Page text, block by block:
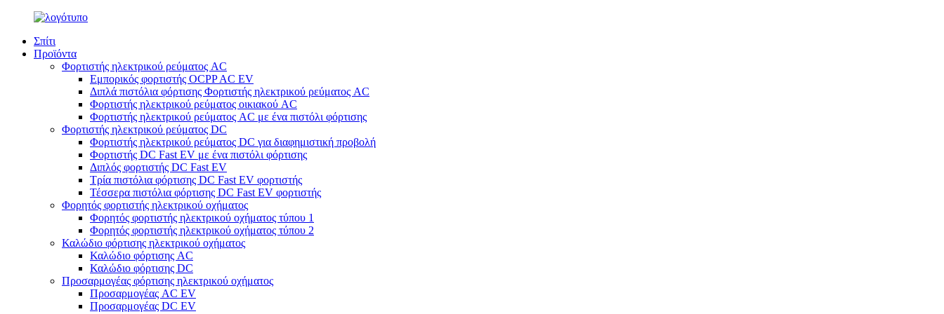
Σπίτι
Προϊόντα
Φορτιστής ηλεκτρικού ρεύματος AC
Εμπορικός φορτιστής OCPP AC EV
Διπλά πιστόλια φόρτισης Φορτιστής ηλεκτρικού ρεύματος AC
Φορτιστής ηλεκτρικού ρεύματος οικιακού AC
Φορτιστής ηλεκτρικού ρεύματος AC με ένα πιστόλι φόρτισης
Φορτιστής ηλεκτρικού ρεύματος DC
Φορτιστής ηλεκτρικού ρεύματος DC για διαφημιστική προβολή
Φορτιστής DC Fast EV με ένα πιστόλι φόρτισης
Διπλός φορτιστής DC Fast EV
Τρία πιστόλια φόρτισης DC Fast EV φορτιστής
Τέσσερα πιστόλια φόρτισης DC Fast EV φορτιστής
Φορητός φορτιστής ηλεκτρικού οχήματος
Φορητός φορτιστής ηλεκτρικού οχήματος τύπου 1
Φορητός φορτιστής ηλεκτρικού οχήματος τύπου 2
Καλώδιο φόρτισης ηλεκτρικού οχήματος
Καλώδιο φόρτισης AC
Καλώδιο φόρτισης DC
Προσαρμογέας φόρτισης ηλεκτρικού οχήματος
Προσαρμογέας AC EV
Προσαρμογέας DC EV